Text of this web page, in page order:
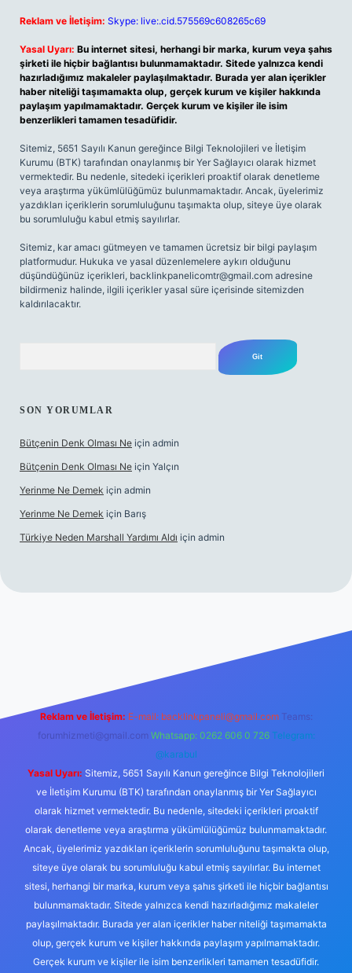
Reklam ve İletişim: Skype: live:.cid.575569c608265c69
Yasal Uyarı: Bu internet sitesi, herhangi bir marka, kurum veya şahıs
şirketi ile hiçbir bağlantısı bulunmamaktadır. Sitede yalnızca kendi
hazırladığımız makaleler paylaşılmaktadır. Burada yer alan içerikler
haber niteliği taşımamakta olup, gerçek kurum ve kişiler hakkında
paylaşım yapılmamaktadır. Gerçek kurum ve kişiler ile isim
benzerlikleri tamamen tesadüfidir.
Sitemiz, 5651 Sayılı Kanun gereğince Bilgi Teknolojileri ve İletişim
Kurumu (BTK) tarafından onaylanmış bir Yer Sağlayıcı olarak hizmet
vermektedir. Bu nedenle, sitedeki içerikleri proaktif olarak denetleme
veya araştırma yükümlülüğümüz bulunmamaktadır. Ancak, üyelerimiz
yazdıkları içeriklerin sorumluluğunu taşımakta olup, siteye üye olarak
bu sorumluluğu kabul etmiş sayılırlar.
Sitemiz, kar amacı gütmeyen ve tamamen ücretsiz bir bilgi paylaşım
platformudur. Hukuka ve yasal düzenlemelere aykırı olduğunu
düşündüğünüz içerikleri, backlinkpanelicomtr@gmail.com adresine
bildirmeniz halinde, ilgili içerikler yasal süre içerisinde sitemizden
kaldırılacaktır.
SON YORUMLAR
Bütçenin Denk Olması Ne için admin
Bütçenin Denk Olması Ne için Yalçın
Yerinme Ne Demek için admin
Yerinme Ne Demek için Barış
Türkiye Neden Marshall Yardımı Aldı için admin
hiltonbet yeni giriş
Reklam ve İletişim: E-mail: backlinkpaneli@gmail.com Teams:
forumhizmeti@gmail.com Whatsapp: 0262 606 0 726 Telegram:
@karabul
Yasal Uyarı: Sitemiz, 5651 Sayılı Kanun gereğince Bilgi Teknolojileri
ve İletişim Kurumu (BTK) tarafından onaylanmış bir Yer Sağlayıcı
olarak hizmet vermektedir. Bu nedenle, sitedeki içerikleri proaktif
olarak denetleme veya araştırma yükümlülüğümüz bulunmamaktadır.
Ancak, üyelerimiz yazdıkları içeriklerin sorumluluğunu taşımakta olup,
siteye üye olarak bu sorumluluğu kabul etmiş sayılırlar. Bu internet
sitesi, herhangi bir marka, kurum veya şahıs şirketi ile hiçbir bağlantısı
bulunmamaktadır. Sitede yalnızca kendi hazırladığımız makaleler
paylaşılmaktadır. Burada yer alan içerikler haber niteliği taşımamakta
olup, gerçek kurum ve kişiler hakkında paylaşım yapılmamaktadır.
Gerçek kurum ve kişiler ile isim benzerlikleri tamamen tesadüfidir.